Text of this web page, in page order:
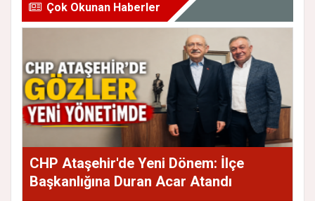
Çok Okunan Haberler
CHP Ataşehir'de Yeni Dönem: İlçe
Başkanlığına Duran Acar Atandı